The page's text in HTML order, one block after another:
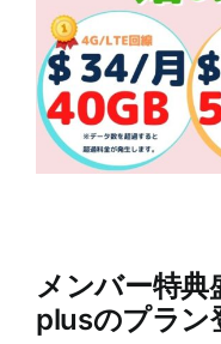
メンバー特
plusのプラン